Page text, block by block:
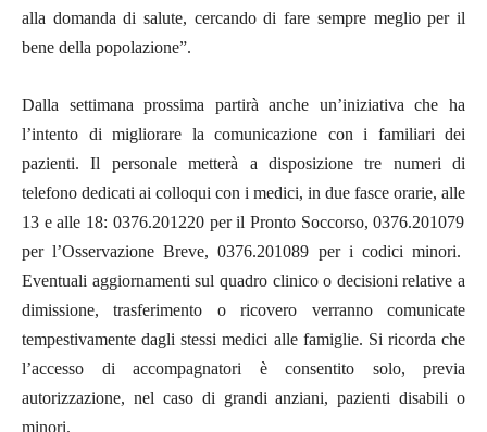
alla domanda di salute, cercando di fare sempre meglio per il
bene della popolazione”.
Dalla settimana prossima partirà anche un’iniziativa che ha
l’intento di migliorare la comunicazione con i familiari dei
pazienti. Il personale metterà a disposizionetre numeri di
telefono dedicati ai colloqui con i medici, in due fasce orarie, alle
13 e alle 18: 0376.201220per il Pronto Soccorso,0376.201079
per l’Osservazione Breve,0376.201089 per i codici minori.
Eventuali aggiornamenti sul quadro clinico o decisioni relative a
dimissione, trasferimento o ricovero verranno comunicate
tempestivamente dagli stessi medici alle famiglie. Si ricorda che
l’accesso di accompagnatori è consentito solo, previa
autorizzazione, nel caso di grandi anziani, pazienti disabili o
minori.